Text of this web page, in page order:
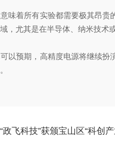
着所有实验都需要极其昂贵
，尤其是在半导体、纳米技
预期，高精度电源将继续扮
政飞科技”获颁宝山区“科创